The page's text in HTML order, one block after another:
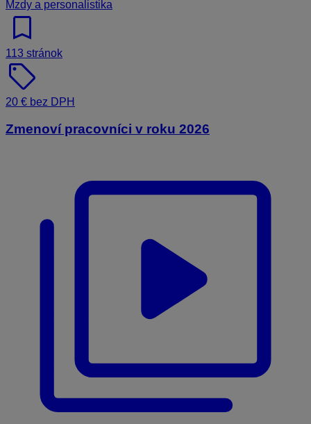
Mzdy a personalistika
bookmark
113 stránok
sell
20 € bez DPH
Zmenoví pracovníci v roku 2026